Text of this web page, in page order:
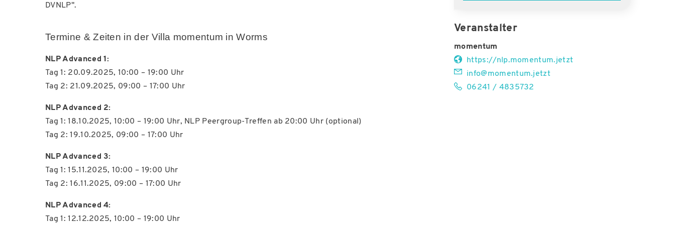
Veranstalter
momentum
https://nlp.momentum.jetzt
info@momentum.jetzt
06241 / 4835732
DVNLP".
Termine & Zeiten in der Villa momentum in Worms
NLP Advanced 1:
Tag 1: 20.09.2025, 10:00 – 19:00 Uhr
Tag 2: 21.09.2025, 09:00 – 17:00 Uhr
NLP Advanced 2:
Tag 1: 18.10.2025, 10:00 – 19:00 Uhr, NLP Peergroup-Treffen ab 20:00 Uhr (optional)
Tag 2: 19.10.2025, 09:00 – 17:00 Uhr
NLP Advanced 3:
Tag 1: 15.11.2025, 10:00 – 19:00 Uhr
Tag 2: 16.11.2025, 09:00 – 17:00 Uhr
NLP Advanced 4:
Tag 1: 12.12.2025, 10:00 – 19:00 Uhr